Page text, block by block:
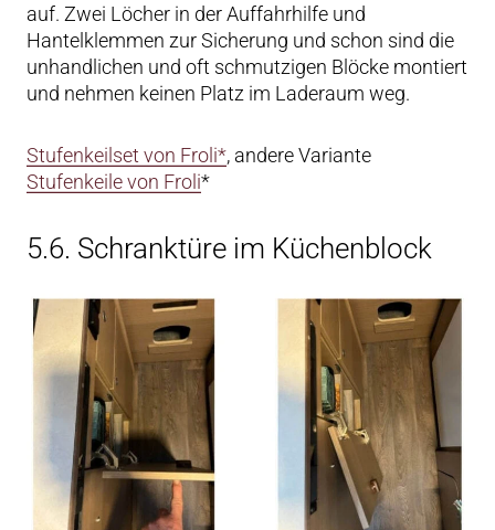
auf. Zwei Löcher in der Auffahrhilfe und
Hantelklemmen zur Sicherung und schon sind die
unhandlichen und oft schmutzigen Blöcke montiert
und nehmen keinen Platz im Laderaum weg.
Stufenkeilset von Froli*, andere Variante
Stufenkeile von Froli*
5.6. Schranktüre im Küchenblock